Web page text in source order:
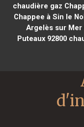
chaudière gaz
Chappee à Sin le
Argelès sur Mer
Puteaux 92800